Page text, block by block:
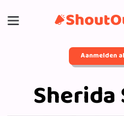
Aanmelden
Sherida